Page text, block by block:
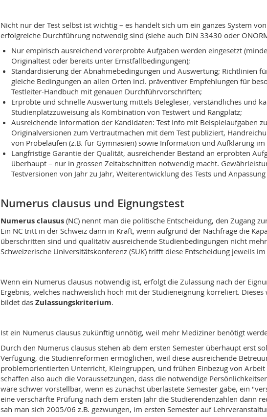
Nicht nur der Test selbst ist wichtig – es handelt sich um ein ganzes System
erfolgreiche Durchführung notwendig sind (siehe auch DIN 33430 oder
Nur empirisch ausreichend vorerprobte Aufgaben werden eingesetzt
Originaltest oder bereits unter Ernstfallbedingungen);
Standardisierung der Abnahmebedingungen und Auswertung; Richtlinien
gleiche Bedingungen an allen Orten incl. präventiver Empfehlungen für
Testleiter-Handbuch mit genauen Durchführvorschriften;
Erprobte und schnelle Auswertung mittels Belegleser, verständliches und
Studienplatzzuweisung als Kombination von Testwert und Rangplatz;
Ausreichende Information der Kandidaten: Test Info mit Beispielaufgaben
Originalversionen zum Vertrautmachen mit dem Test publiziert,
von Probeläufen (z.B. für Gymnasien) sowie Information und Aufklärung
Langfristige Garantie der Qualität, ausreichender Bestand an erprobten
überhaupt – nur in grossen Zeitabschnitten notwendig macht.
Testversionen von Jahr zu Jahr, Weiterentwicklung des Tests und
Numerus clausus und Eignungstest
Numerus clausus(NC) nennt man die politische Entscheidung, den Zugang
Ein NC tritt in der Schweiz dann in Kraft, wenn aufgrund der Nachfrage die
überschritten sind und qualitativ ausreichende Studienbedingungen nicht
Schweizerische Universitätskonferenz (SUK) trifft diese Entscheidung jeweils
Wenn ein Numerus clausus notwendig ist, erfolgt die Zulassung nach der
Ergebnis, welches nachweislich hoch mit der Studieneignung korreliert.
bildet das Zulassungskriterium.
Ist ein Numerus clausus zukünftig unnötig, weil mehr Mediziner benötigt
Durch den Numerus clausus stehen ab dem ersten Semester überhaupt erst
Verfügung, die Studienreformen ermöglichen, weil diese ausreichende
problemorientierten Unterricht, Kleingruppen, und frühen Einbezug von Arbeit
schaffen also auch die Voraussetzungen, dass die notwendige
wäre schwer vorstellbar, wenn es zunächst überlastete Semester gäbe, ein
eine verschärfte Prüfung nach dem ersten Jahr die Studierendenzahlen dann
sah man sich 2005/06 z.B. gezwungen, im ersten Semester auf